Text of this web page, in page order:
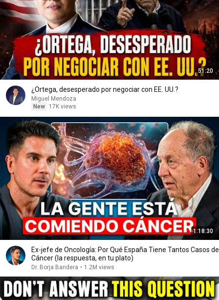
51:20
¿Ortega, desesperado por negociar con EE. UU.?
Miguel Mendoza
New
17K views
1:18:30
Ex-jefe de Oncología: Por Qué España Tiene Tantos Casos de
Cáncer (la respuesta, en tu plato)
Dr. Borja Bandera • 1.2M views